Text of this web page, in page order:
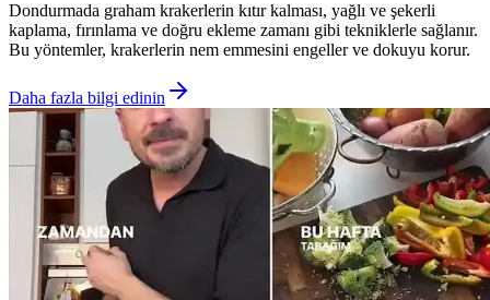
Dondurmada graham krakerlerin kıtır kalması, yağlı ve şekerli
kaplama, fırınlama ve doğru ekleme zamanı gibi tekniklerle sağlanır.
Bu yöntemler, krakerlerin nem emmesini engeller ve dokuyu korur.
Daha fazla bilgi edinin